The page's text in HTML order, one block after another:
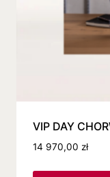
VIP DAY
14 970,00 zł